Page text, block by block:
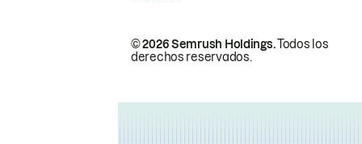
© 2026 Semrush Holdings.Todos los
derechos reservados.